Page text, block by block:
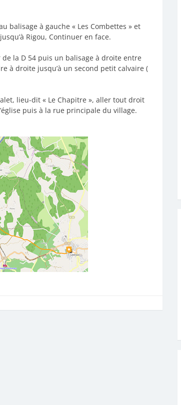
balisage à gauche « Les Combettes » et
Rigou, Continuer en face.
la D 54 puis un balisage à droite entre
à droite jusqu’à un second petit calvaire (
lieu-dit « Le Chapitre », aller tout droit
puis à la rue principale du village.